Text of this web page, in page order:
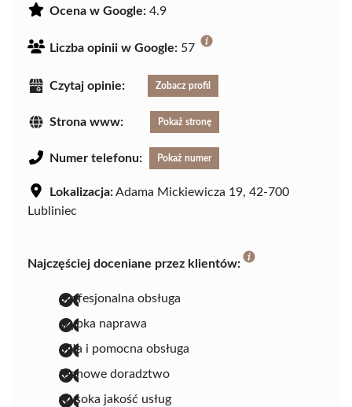
Ocena w Google: 4.9
Liczba opinii w Google: 57
Czytaj opinie: Zobacz profil
Strona www: Pokaż stronę
Numer telefonu: Pokaż numer
Lokalizacja:Adama Mickiewicza 19, 42-700
Lubliniec
Najczęściej doceniane przez klientów:
profesjonalna obsługa
szybka naprawa
miła i pomocna obsługa
fachowe doradztwo
wysoka jakość usług